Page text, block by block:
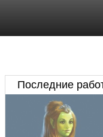
Последние